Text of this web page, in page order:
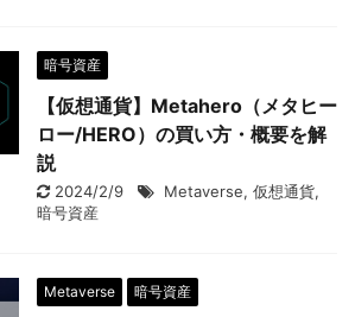
暗号資産
【仮想通貨】Metahero（メタヒー
ロー/HERO）の買い方・概要を解
説
2024/2/9 Metaverse, 仮想通貨,
暗号資産
Metaverse 暗号資産